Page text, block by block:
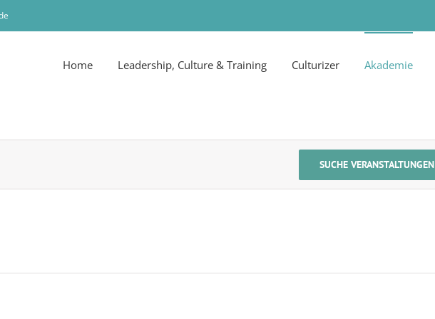
Home Leadership, Culture & Training Culturizer Akademie
SUCHE VERANSTALTUNGEN